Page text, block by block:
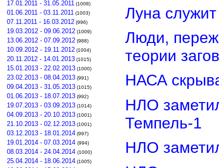
17.01.2011 - 31.05.2011 (1008)
01.06.2011 - 03.11.2011 (1003)
07.11.2011 - 16.03.2012 (996)
19.03.2012 - 09.06.2012 (1009)
13.06.2012 - 07.09.2012 (988)
10.09.2012 - 19.11.2012 (1004)
20.11.2012 - 14.01.2013 (1015)
15.01.2013 - 22.02.2013 (1000)
23.02.2013 - 08.04.2013 (991)
09.04.2013 - 31.05.2013 (1015)
01.06.2013 - 18.07.2013 (992)
19.07.2013 - 03.09.2013 (1014)
04.09.2013 - 20.10.2013 (1001)
21.10.2013 - 02.12.2013 (1001)
03.12.2013 - 18.01.2014 (997)
19.01.2014 - 07.03.2014 (994)
08.03.2014 - 24.04.2014 (1000)
25.04.2014 - 18.06.2014 (1005)
Луна
Люди,
теории
НАСА
НЛО
Темпель-1
НЛО